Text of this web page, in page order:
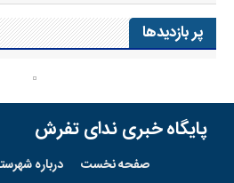
پر بازدیدها
پایگاه خبری ندای تفرش
صفحه نخست درباره